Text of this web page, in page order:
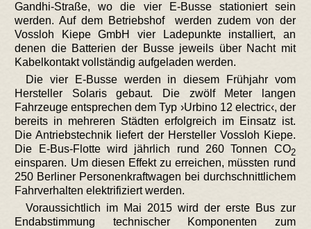
Gandhi-Straße, wo die vier E-Busse stationiert sein
werden. Auf dem Betriebshof werden zudem von der
Vossloh Kiepe GmbH vier Ladepunkte installiert, an
denen die Batterien der Busse jeweils über Nacht mit
Kabelkontakt vollständig aufgeladen werden.
Die vier E-Busse werden in diesem Frühjahr vom
Hersteller Solaris gebaut. Die zwölf Meter langen
Fahrzeuge entsprechen dem Typ ›Urbino 12 electric‹, der
bereits in mehreren Städten erfolgreich im Einsatz ist.
Die Antriebstechnik liefert der Hersteller Vossloh Kiepe.
Die E-Bus-Flotte wird jährlich rund 260 Tonnen CO2
einsparen. Um diesen Effekt zu erreichen, müssten rund
250 Berliner Personenkraftwagen bei durchschnittlichem
Fahrverhalten elektrifiziert werden.
Voraussichtlich im Mai 2015 wird der erste Bus zur
Endabstimmung technischer Komponenten zum